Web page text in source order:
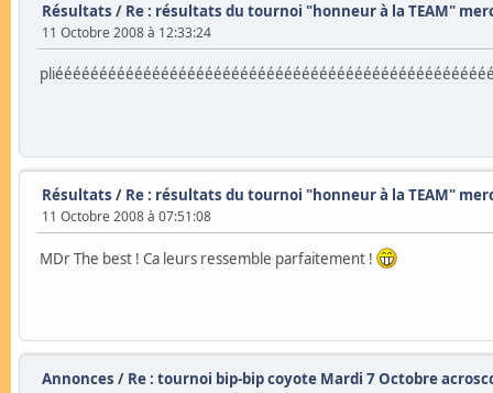
Résultats / Re : résultats du tournoi "honneur à la TEAM"
11 Octobre 2008 à 12:33:24
Résultats / Re : résultats du tournoi "honneur à la TEAM"
11 Octobre 2008 à 07:51:08
MDr The best ! Ca leurs ressemble parfaitement !
Annonces / Re : tournoi bip-bip coyote Mardi 7 Octobre